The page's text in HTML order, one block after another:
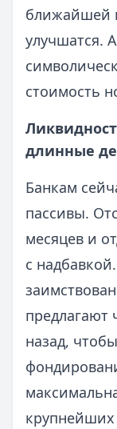
ближайшей
улучшатся.
стоимость
длинные
Банкам
пассивы.
месяцев и
с
предлагают
назад,
крупнейших